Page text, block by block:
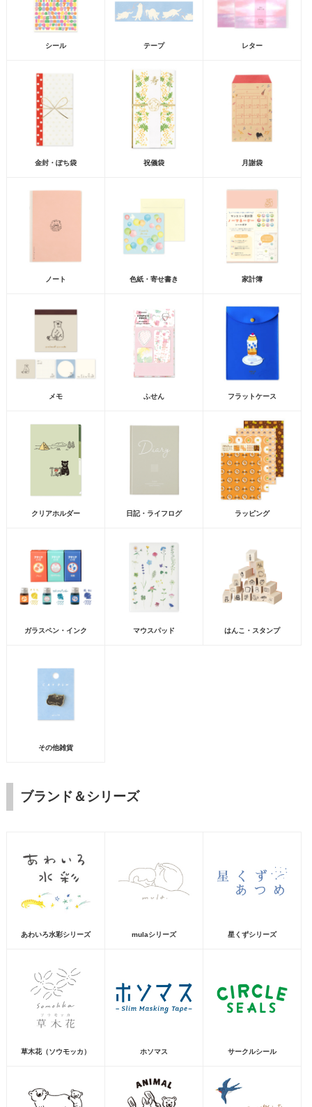
シール テープ レター
金封・ぽち袋 祝儀袋 月謝袋
ノート 色紙・寄せ書き 家計簿
メモ ふせん フラットケース
クリアホルダー 日記・ライフログ ラッピング
ガラスペン・インク マウスパッド はんこ・スタンプ
その他雑貨
ブランド＆シリーズ
あわいろ水彩シリーズ mulaシリーズ 星くずシリーズ
草木花（ソウモッカ） ホソマス サークルシール